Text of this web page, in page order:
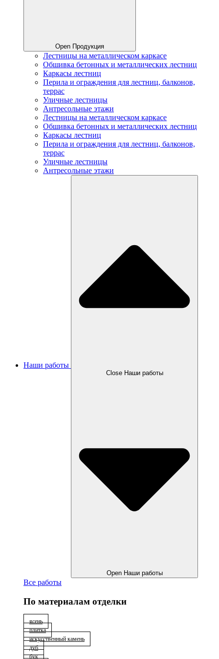
Open Продукция
Лестницы на металлическом каркасе
Обшивка бетонных и металлических лестниц
Каркасы лестниц
Перила и ограждения для лестниц, балконов,
террас
Уличные лестницы
Антресольные этажи
Лестницы на металлическом каркасе
Обшивка бетонных и металлических лестниц
Каркасы лестниц
Перила и ограждения для лестниц, балконов,
террас
Уличные лестницы
Антресольные этажи
Наши работы
Close Наши работы
Open Наши работы
Все работы
По материалам отделки
ясень
плитка
искусственный камень
дуб
бук